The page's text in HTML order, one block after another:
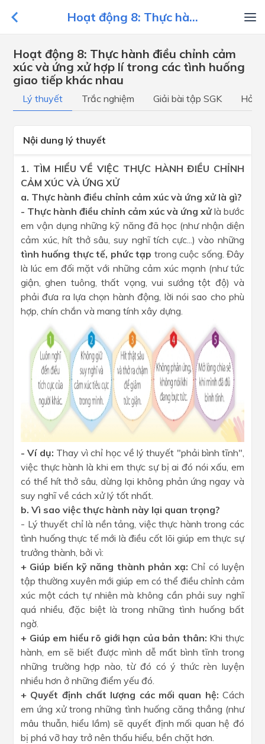
Hoạt động 8: Thực hà...
Hoạt động 8: Thực hành điều chỉnh cảm
xúc và ứng xử hợp lí trong các tình huống
giao tiếp khác nhau
Lý thuyết Trắc nghiệm Giải bài tập SGK Hỏi
Nội dung lý thuyết
1. TÌM HIỂU VỀ VIỆC THỰC HÀNH ĐIỀU CHỈNH
CẢM XÚC VÀ ỨNG XỬ
a. Thực hành điều chỉnh cảm xúc và ứng xử là gì?
- Thực hành điều chỉnh cảm xúc và ứng xửlà bước
em vận dụng những kỹ năng đã học (như nhận diện
cảm xúc, hít thở sâu, suy nghĩ tích cực...) vào những
tình huống thực tế, phức tạp trong cuộc sống. Đây
là lúc em đối mặt với những cảm xúc mạnh (như tức
giận, ghen tuông, thất vọng, vui sướng tột độ) và
phải đưa ra lựa chọn hành động, lời nói sao cho phù
hợp, chín chắn và mang tính xây dựng.
- Ví dụ: Thay vì chỉ học về lý thuyết "phải bình tĩnh",
việc thực hành là khi em thực sự bị ai đó nói xấu, em
có thể hít thở sâu, dừng lại không phản ứng ngay và
suy nghĩ về cách xử lý tốt nhất.
b. Vì sao việc thực hành này lại quan trọng?
- Lý thuyết chỉ là nền tảng, việc thực hành trong các
tình huống thực tế mới là điều cốt lõi giúp em thực sự
trưởng thành, bởi vì:
+ Giúp biến kỹ năng thành phản xạ: Chỉ có luyện
tập thường xuyên mới giúp em có thể điều chỉnh cảm
xúc một cách tự nhiên mà không cần phải suy nghĩ
quá nhiều, đặc biệt là trong những tình huống bất
ngờ.
+ Giúp em hiểu rõ giới hạn của bản thân: Khi thực
hành, em sẽ biết được mình dễ mất bình tĩnh trong
những trường hợp nào, từ đó có ý thức rèn luyện
nhiều hơn ở những điểm yếu đó.
+ Quyết định chất lượng các mối quan hệ: Cách
em ứng xử trong những tình huống căng thẳng (như
mâu thuẫn, hiểu lầm) sẽ quyết định mối quan hệ đó
bị phá vỡ hay trở nên thấu hiểu, bền chặt hơn.